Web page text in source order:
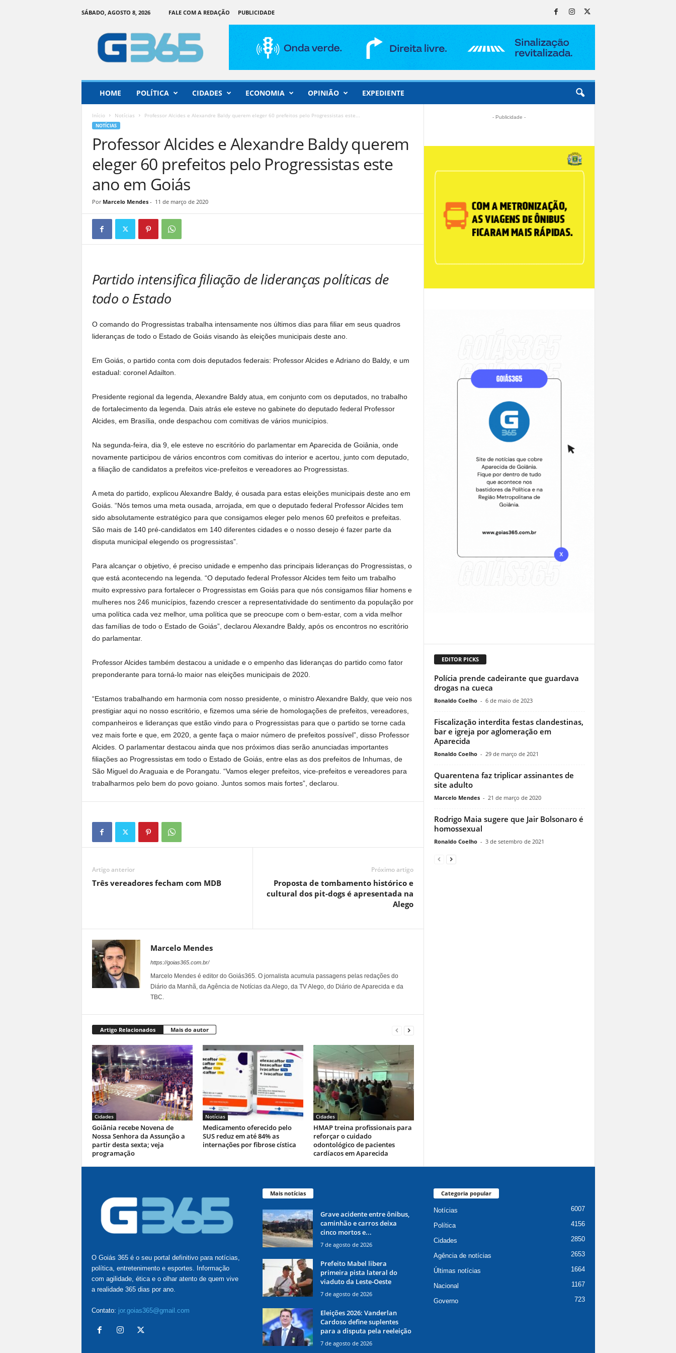
SÁBADO, AGOSTO 8, 2026 FALE COM A REDAÇÃO
PUBLICIDADE
o
n
HOME POLÍTICA CIDADES ECONOMIA OPINIÃO EXPEDIENTE
Início Notícias Professor Alcides e Alexandre Baldy querem eleger 60 prefeitos pelo Progressistas este...
NOTÍCIAS
Professor Alcides e Alexandre Baldy querem
eleger 60 prefeitos pelo Progressistas este
ano em Goiás
Por Marcelo Mendes- 11 de março de 2020
Partido intensifica filiação de lideranças políticas de
todo o Estado
O comando do Progressistas trabalha intensamente nos últimos dias para filiar em seus quadros
lideranças de todo o Estado de Goiás visando às eleições municipais deste ano.
Em Goiás, o partido conta com dois deputados federais: Professor Alcides e Adriano do Baldy, e um
estadual: coronel Adailton.
Presidente regional da legenda, Alexandre Baldy atua, em conjunto com os deputados, no trabalho
de fortalecimento da legenda. Dais atrás ele esteve no gabinete do deputado federal Professor
Alcides, em Brasília, onde despachou com comitivas de vários municípios.
Na segunda-feira, dia 9, ele esteve no escritório do parlamentar em Aparecida de Goiânia, onde
novamente participou de vários encontros com comitivas do interior e acertou, junto com deputado,
a filiação de candidatos a prefeitos vice-prefeitos e vereadores ao Progressistas.
A meta do partido, explicou Alexandre Baldy, é ousada para estas eleições municipais deste ano em
Goiás. “Nós temos uma meta ousada, arrojada, em que o deputado federal Professor Alcides tem
sido absolutamente estratégico para que consigamos eleger pelo menos 60 prefeitos e prefeitas.
São mais de 140 pré-candidatos em 140 diferentes cidades e o nosso desejo é fazer parte da
disputa municipal elegendo os progressistas”.
Para alcançar o objetivo, é preciso unidade e empenho das principais lideranças do Progressistas, o
que está acontecendo na legenda. “O deputado federal Professor Alcides tem feito um trabalho
muito expressivo para fortalecer o Progressistas em Goiás para que nós consigamos filiar homens e
mulheres nos 246 municípios, fazendo crescer a representatividade do sentimento da população por
uma política cada vez melhor, uma política que se preocupe com o bem-estar, com a vida melhor
das famílias de todo o Estado de Goiás”, declarou Alexandre Baldy, após os encontros no escritório
do parlamentar.
Professor Alcides também destacou a unidade e o empenho das lideranças do partido como fator
preponderante para torná-lo maior nas eleições municipais de 2020.
“Estamos trabalhando em harmonia com nosso presidente, o ministro Alexandre Baldy, que veio nos
prestigiar aqui no nosso escritório, e fizemos uma série de homologações de prefeitos, vereadores,
companheiros e lideranças que estão vindo para o Progressistas para que o partido se torne cada
vez mais forte e que, em 2020, a gente faça o maior número de prefeitos possível”, disso Professor
Alcides. O parlamentar destacou ainda que nos próximos dias serão anunciadas importantes
filiações ao Progressistas em todo o Estado de Goiás, entre elas as dos prefeitos de Inhumas, de
São Miguel do Araguaia e de Porangatu. “Vamos eleger prefeitos, vice-prefeitos e vereadores para
trabalharmos pelo bem do povo goiano. Juntos somos mais fortes”, declarou.
Artigo anterior
Três vereadores fecham com MDB
Próximo artigo
Proposta de tombamento histórico e
cultural dos pit-dogs é apresentada na
Alego
Marcelo Mendes
https://goias365.com.br/
Marcelo Mendes é editor do Goiás365. O jornalista acumula passagens pelas redações do
Diário da Manhã, da Agência de Notícias da Alego, da TV Alego, do Diário de Aparecida e da
TBC.
Artigo Relacionados Mais do autor
Cidades
Goiânia recebe Novena de
Nossa Senhora da Assunção a
partir desta sexta; veja
programação
Notícias
Medicamento oferecido pelo
SUS reduz em até 84% as
internações por fibrose cística
Cidades
HMAP treina profissionais para
reforçar o cuidado
odontológico de pacientes
cardíacos em Aparecida
- Publicidade -
EDITOR PICKS
Polícia prende cadeirante que guardava
drogas na cueca
Ronaldo Coelho - 6 de maio de 2023
Fiscalização interdita festas clandestinas,
bar e igreja por aglomeração em
Aparecida
Ronaldo Coelho - 29 de março de 2021
Quarentena faz triplicar assinantes de
site adulto
Marcelo Mendes - 21 de março de 2020
Rodrigo Maia sugere que Jair Bolsonaro é
homossexual
Ronaldo Coelho - 3 de setembro de 2021
O Goiás 365 é o seu portal definitivo para notícias,
política, entretenimento e esportes. Informação
com agilidade, ética e o olhar atento de quem vive
a realidade 365 dias por ano.
Contato: jor.goias365@gmail.com
Mais notícias
Grave acidente entre ônibus,
caminhão e carros deixa
cinco mortos e...
7 de agosto de 2026
Prefeito Mabel libera
primeira pista lateral do
viaduto da Leste-Oeste
7 de agosto de 2026
Eleições 2026: Vanderlan
Cardoso define suplentes
para a disputa pela reeleição
7 de agosto de 2026
Categoria popular
Notícias 6007
Política 4156
Cidades 2850
Agência de notícias 2653
Últimas notícias 1664
Nacional 1167
Governo 723